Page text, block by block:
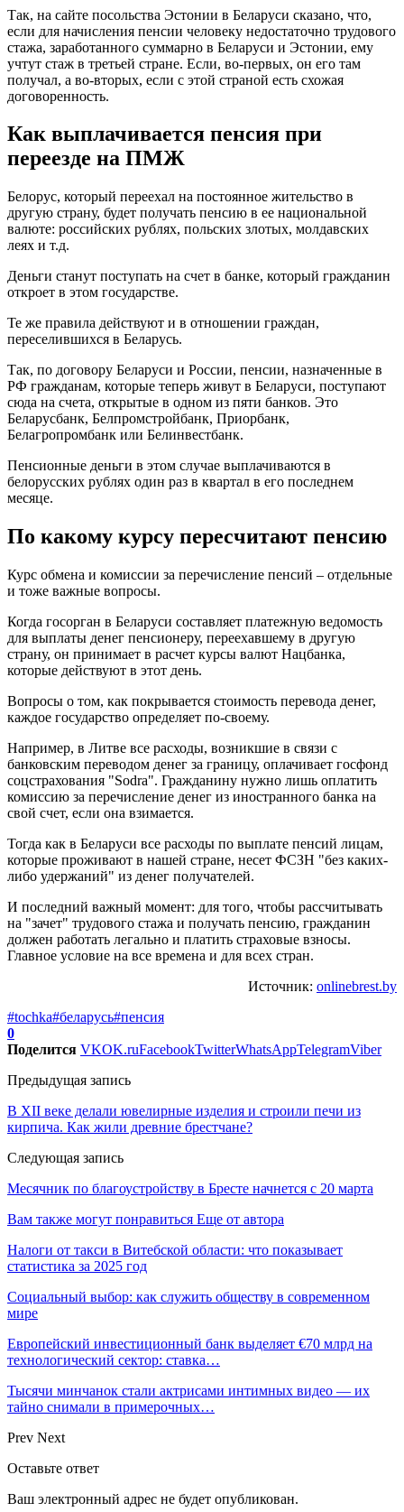
Так, на сайте посольства Эстонии в Беларуси сказано, что,
если для начисления пенсии человеку недостаточно трудового
стажа, заработанного суммарно в Беларуси и Эстонии, ему
учтут стаж в третьей стране. Если, во-первых, он его там
получал, а во-вторых, если с этой страной есть схожая
договоренность.
Как выплачивается пенсия при
переезде на ПМЖ
Белорус, который переехал на постоянное жительство в
другую страну, будет получать пенсию в ее национальной
валюте: российских рублях, польских злотых, молдавских
леях и т.д.
Деньги станут поступать на счет в банке, который гражданин
откроет в этом государстве.
Те же правила действуют и в отношении граждан,
переселившихся в Беларусь.
Так, по договору Беларуси и России, пенсии, назначенные в
РФ гражданам, которые теперь живут в Беларуси, поступают
сюда на счета, открытые в одном из пяти банков. Это
Беларусбанк, Белпромстройбанк, Приорбанк,
Белагропромбанк или Белинвестбанк.
Пенсионные деньги в этом случае выплачиваются в
белорусских рублях один раз в квартал в его последнем
месяце.
По какому курсу пересчитают пенсию
Курс обмена и комиссии за перечисление пенсий – отдельные
и тоже важные вопросы.
Когда госорган в Беларуси составляет платежную ведомость
для выплаты денег пенсионеру, переехавшему в другую
страну, он принимает в расчет курсы валют Нацбанка,
которые действуют в этот день.
Вопросы о том, как покрывается стоимость перевода денег,
каждое государство определяет по-своему.
Например, в Литве все расходы, возникшие в связи с
банковским переводом денег за границу, оплачивает госфонд
соцстрахования "Sodra". Гражданину нужно лишь оплатить
комиссию за перечисление денег из иностранного банка на
свой счет, если она взимается.
Тогда как в Беларуси все расходы по выплате пенсий лицам,
которые проживают в нашей стране, несет ФСЗН "без каких-
либо удержаний" из денег получателей.
И последний важный момент: для того, чтобы рассчитывать
на "зачет" трудового стажа и получать пенсию, гражданин
должен работать легально и платить страховые взносы.
Главное условие на все времена и для всех стран.
Источник: onlinebrest.by
#tochka#беларусь#пенсия
0
Поделится VKOK.ruFacebookTwitterWhatsAppTelegramViber
Предыдущая запись
В XII веке делали ювелирные изделия и строили печи из
кирпича. Как жили древние брестчане?
Следующая запись
Месячник по благоустройству в Бресте начнется с 20 марта
Вам также могут понравиться Еще от автора
Налоги от такси в Витебской области: что показывает
статистика за 2025 год
Социальный выбор: как служить обществу в современном
мире
Европейский инвестиционный банк выделяет €70 млрд на
технологический сектор: ставка…
Тысячи минчанок стали актрисами интимных видео — их
тайно снимали в примерочных…
Prev Next
Оставьте ответ
Ваш электронный адрес не будет опубликован.